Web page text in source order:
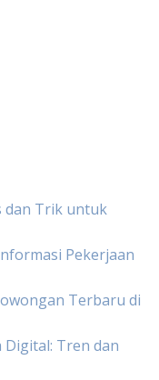
dan Trik untuk
Pekerjaan
Terbaru di
Digital: Tren dan